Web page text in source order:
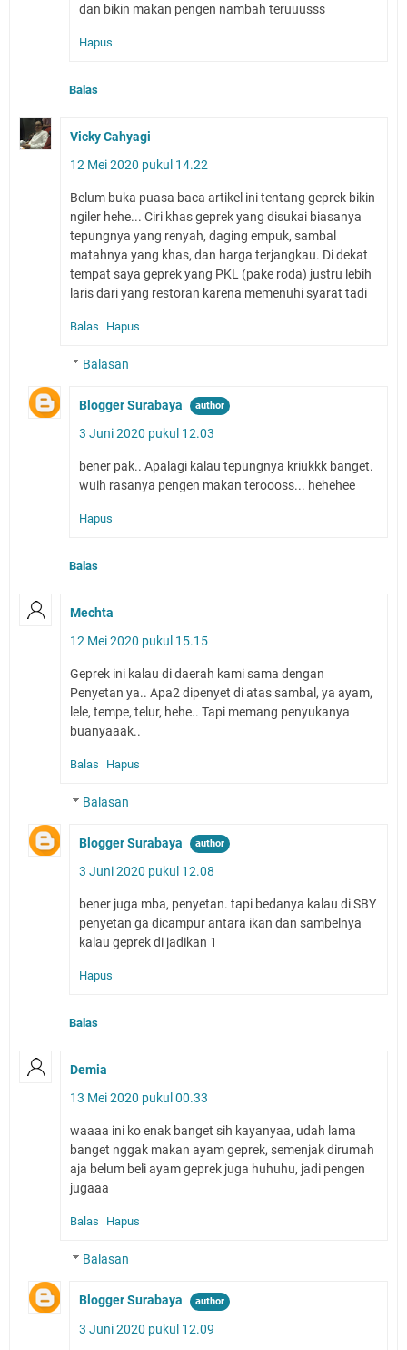
dan bikin makan pengen nambah teruuusss
Hapus
Balas
Vicky Cahyagi
12 Mei 2020 pukul 14.22
Belum buka puasa baca artikel ini tentang geprek bikin
ngiler hehe... Ciri khas geprek yang disukai biasanya
tepungnya yang renyah, daging empuk, sambal
matahnya yang khas, dan harga terjangkau. Di dekat
tempat saya geprek yang PKL (pake roda) justru lebih
laris dari yang restoran karena memenuhi syarat tadi
Balas Hapus
Balasan
Blogger Surabaya
3 Juni 2020 pukul 12.03
bener pak.. Apalagi kalau tepungnya kriukkk banget.
wuih rasanya pengen makan teroooss... hehehee
Hapus
Balas
Mechta
12 Mei 2020 pukul 15.15
Geprek ini kalau di daerah kami sama dengan
Penyetan ya.. Apa2 dipenyet di atas sambal, ya ayam,
lele, tempe, telur, hehe.. Tapi memang penyukanya
buanyaaak..
Balas Hapus
Balasan
Blogger Surabaya
3 Juni 2020 pukul 12.08
bener juga mba, penyetan. tapi bedanya kalau di SBY
penyetan ga dicampur antara ikan dan sambelnya
kalau geprek di jadikan 1
Hapus
Balas
Demia
13 Mei 2020 pukul 00.33
waaaa ini ko enak banget sih kayanyaa, udah lama
banget nggak makan ayam geprek, semenjak dirumah
aja belum beli ayam geprek juga huhuhu, jadi pengen
jugaaa
Balas Hapus
Balasan
Blogger Surabaya
3 Juni 2020 pukul 12.09